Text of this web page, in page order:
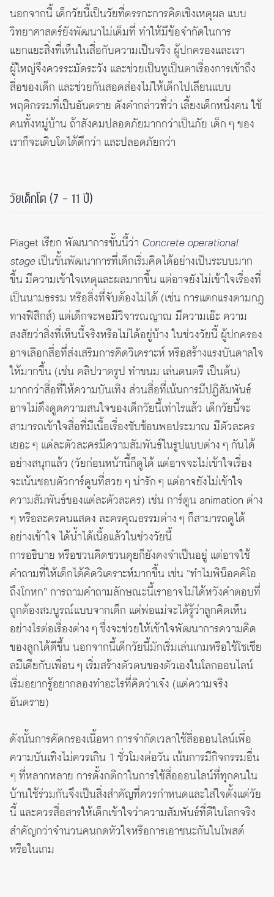
นอกจากนี้ เด็กวัยนี้เป็นวัยที่ตรรกะการคิดเชิงเหตุผล แบบ
วิทยาศาสตร์ยังพัฒนาไม่เต็มที่ ทำให้มีข้อจำกัดในการ
แยกแยะสิ่งที่เห็นในสื่อกับความเป็นจริง ผู้ปกครองและเรา
ผู้ใหญ่จึงควรระมัดระวัง และช่วยเป็นหูเป็นตาเรื่องการเข้าถึง
สื่อของเด็ก และช่วยกันสอดส่องไม่ให้เด็กไปเลียนแบบ
พฤติกรรมที่เป็นอันตราย ดังคำกล่าวที่ว่า เลี้ยงเด็กหนึ่งคน ใช้
คนทั้งหมู่บ้าน ถ้าสังคมปลอดภัยมากกว่าเป็นภัย เด็ก ๆ ของ
เราก็จะเติบโตได้ดีกว่า และปลอดภัยกว่า
วัยเด็กโต (7 – 11 ปี)
Piaget เรียก พัฒนาการขั้นนี้ว่า Concrete operational
stageเป็นขั้นพัฒนาการที่เด็กเริ่มคิดได้อย่างเป็นระบบมาก
ขึ้น มีความเข้าใจเหตุและผลมากขึ้น แต่อาจยังไม่เข้าใจเรื่องที่
เป็นนามธรรม หรือสิ่งที่จับต้องไม่ได้ (เช่น การแตกแรงตามกฎ
ทางฟิสิกส์) แต่เด็กจะพอมีวิจารณญาณ มีความเอ๊ะ ความ
สงสัยว่าสิ่งที่เห็นนี้จริงหรือไม่ได้อยู่บ้าง ในช่วงวัยนี้ ผู้ปกครอง
อาจเลือกสื่อที่ส่งเสริมการคิดวิเคราะห์ หรือสร้างแรงบันดาลใจ
ให้มากขึ้น (เช่น คลิปวาดรูป ทำขนม เล่นดนตรี เป็นต้น)
มากกว่าสื่อที่ให้ความบันเทิง ส่วนสื่อที่เน้นการมีปฏิสัมพันธ์
อาจไม่ดึงดูดความสนใจของเด็กวัยนี้เท่าไรแล้ว เด็กวัยนี้จะ
สามารถเข้าใจสื่อที่มีเนื้อเรื่องซับซ้อนพอประมาณ มีตัวละคร
เยอะ ๆ แต่ละตัวละครมีความสัมพันธ์ในรูปแบบต่าง ๆ กันได้
อย่างสนุกแล้ว (วัยก่อนหน้านี้ก็ดูได้ แต่อาจจะไม่เข้าใจเรื่อง
จะเน้นชอบตัวการ์ตูนที่สวย ๆ น่ารัก ๆ แต่อาจยังไม่เข้าใจ
ความสัมพันธ์ของแต่ละตัวละคร) เช่น การ์ตูน animation ต่าง
ๆ หรือละครคนแสดง ละครคุณธรรมต่าง ๆ ก็สามารถดูได้
อย่างเข้าใจ ได้น้ำได้เนื้อแล้วในช่วงวัยนี้
การอธิบาย หรือชวนคิดชวนคุยก็ยังคงจำเป็นอยู่ แต่อาจใช้
คำถามที่ให้เด็กได้คิดวิเคราะห์มากขึ้น เช่น “ทำไมพิน็อคคิโอ
ถึงโกหก” การถามคำถามลักษณะนี้เราอาจไม่ได้หวังคำตอบที่
ถูกต้องสมบูรณ์แบบจากเด็ก แต่พ่อแม่จะได้รู้ว่าลูกคิดเห็น
อย่างไรต่อเรื่องต่าง ๆ ซึ่งจะช่วยให้เข้าใจพัฒนาการความคิด
ของลูกได้ดีขึ้น นอกจากนี้เด็กวัยนี้มักเริ่มเล่นเกมหรือใช้โซเชีย
ลมีเดียกับเพื่อน ๆ เริ่มสร้างตัวตนของตัวเองในโลกออนไลน์
เริ่มอยากรู้อยากลองทำอะไรที่คิดว่าเจ๋ง (แต่ความจริง
อันตราย)
ดังนั้นการคัดกรองเนื้อหา การจำกัดเวลาใช้สื่อออนไลน์เพื่อ
ความบันเทิงไม่ควรเกิน 1 ชั่วโมงต่อวัน เน้นการมีกิจกรรมอื่น
ๆ ที่หลากหลาย การตั้งกติกาในการใช้สื่อออนไลน์ที่ทุกคนใน
บ้านใช้ร่วมกันจึงเป็นสิ่งสำคัญที่ควรกำหนดและใส่ใจตั้งแต่วัย
นี้ และควรสื่อสารให้เด็กเข้าใจว่าความสัมพันธ์ที่ดีในโลกจริง
สำคัญกว่าจำนวนคนกดหัวใจหรือการเอาชนะกันในโพสต์
หรือในเกม